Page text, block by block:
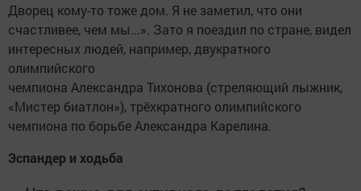
Дворец кому-то тоже дом. Я не заметил, что они
счастливее, чем мы...». Зато я поездил по стране, видел
интересных людей, например, двукратного
олимпийского
чемпиона Александра Тихонова (стреляющий лыжник,
«Мистер биатлон»), трёхкратного олимпийского
чемпиона по борьбе Александра Карелина.
Эспандер и ходьба